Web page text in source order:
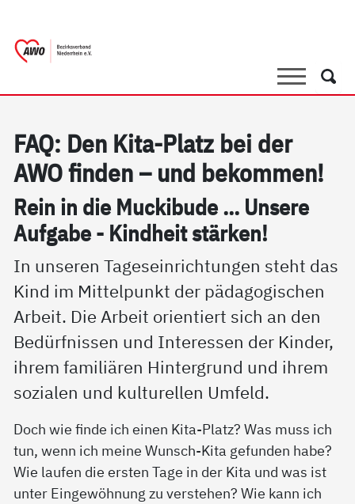
SucheSuche
FAQ: Den Ki­ta-Platz bei der
AWO fin­den – und be­kom­men!
Rein in die Mu­cki­bu­de ... Un­se­re
Auf­ga­be - Kind­heit stär­ken!
In unseren Tageseinrichtungen steht das
Kind im Mittelpunkt der pädagogischen
Arbeit. Die Arbeit orientiert sich an den
Bedürfnissen und Interessen der Kinder,
ihrem familiären Hintergrund und ihrem
sozialen und kulturellen Umfeld.
Doch wie finde ich einen Kita-Platz? Was muss ich
tun, wenn ich meine Wunsch-Kita gefunden habe?
Wie laufen die ersten Tage in der Kita und was ist
unter Eingewöhnung zu verstehen? Wie kann ich